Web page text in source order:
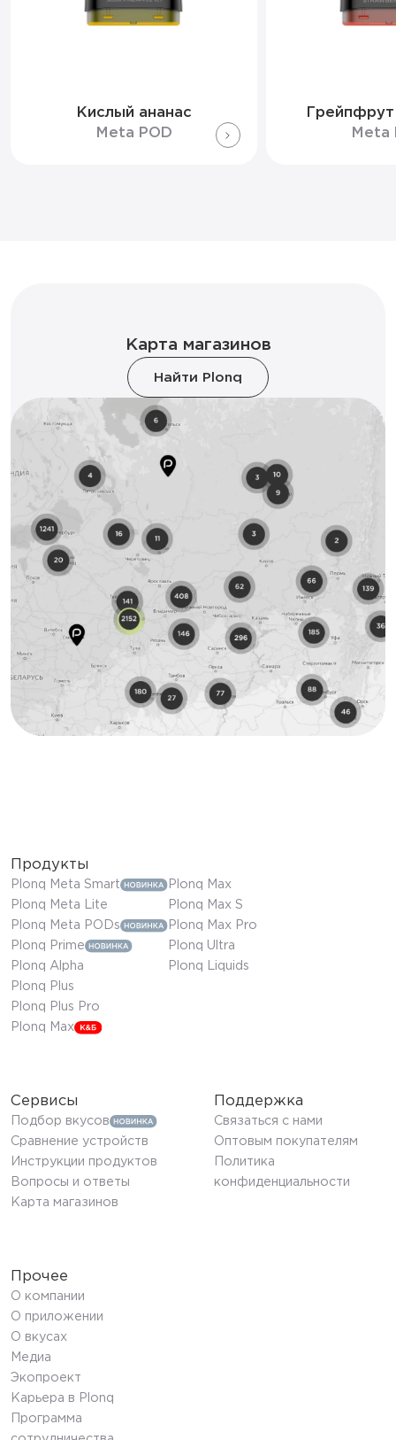
Кислый ананас
Meta POD
Meta
Карта магазинов
Найти Plonq
Продукты
Plonq Meta Smart
Plonq Meta Lite
Plonq Meta PODs
Plonq Prime
Plonq Alpha
Plonq Plus
Plonq Plus Pro
Plonq Max
Plonq Max
Plonq Max S
Plonq Max Pro
Plonq Ultra
Plonq Liquids
Сервисы
Подбор вкусов
Сравнение устройств
Инструкции продуктов
Вопросы и ответы
Карта магазинов
Поддержка
Связаться с нами
Оптовым покупателям
Политика
конфиденциальности
Прочее
О компании
О приложении
О вкусах
Медиа
Экопроект
Карьера в Plonq
Программа